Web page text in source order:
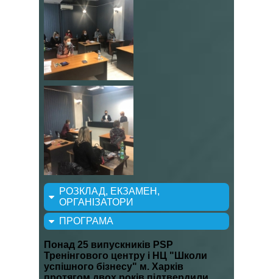
РОЗКЛАД, ЕКЗАМЕН,
ОРГАНІЗАТОРИ
ПРОГРАМА
Понад 25 випускників PSP
Тренінгового центру і НЦ "Школи
успішного бізнесу" м. Харків